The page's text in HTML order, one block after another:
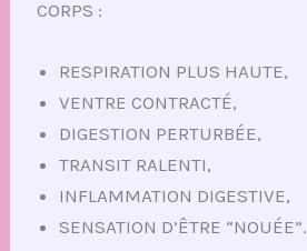
CORPS :
RESPIRATION PLUS HAUTE,
VENTRE CONTRACTÉ,
DIGESTION PERTURBÉE,
TRANSIT RALENTI,
INFLAMMATION DIGESTIVE,
SENSATION D’ÊTRE “NOUÉE”.